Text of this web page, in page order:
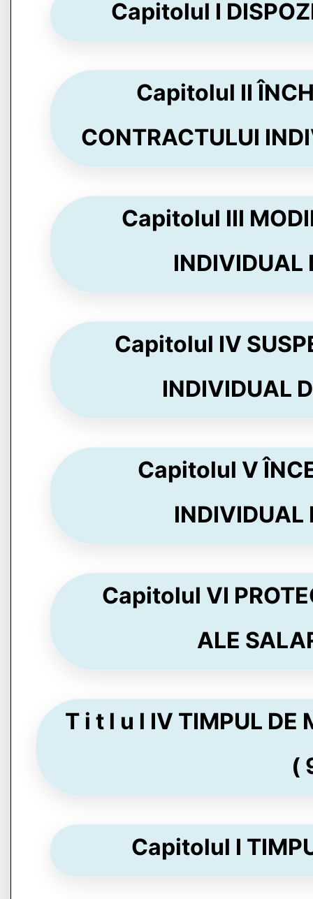
Capitolul I
Capitolul II
CONTRACTULUI
Capitolul III
INDIVIDUAL
Capitolul IV
INDIVIDUAL
Capitolul V
INDIVIDUAL
Capitolul VI
ALE
T i t l u l IV TIMPUL DE
(
Capitolul I